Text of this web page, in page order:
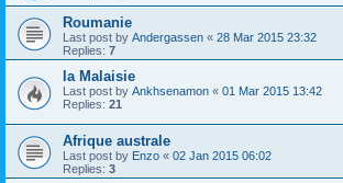
Roumanie
Last post by Andergassen « 28 Mar 2015 23:32
Replies: 7
la Malaisie
Last post by Ankhsenamon « 01 Mar 2015 13:42
Replies: 21
Afrique australe
Last post by Enzo « 02 Jan 2015 06:02
Replies: 3